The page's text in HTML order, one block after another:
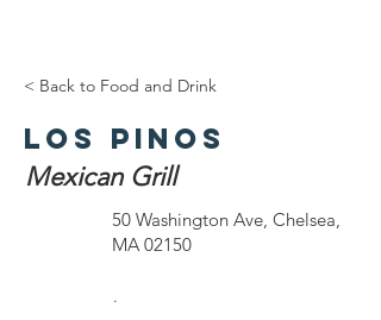
< Back to Food and Drink
Los Pinos
Mexican Grill
50 Washington Ave, Chelsea,
MA 02150
.